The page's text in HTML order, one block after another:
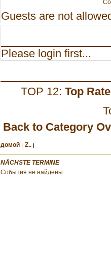
Guests are not
Please login first...
TOP 12: Top
Back to Category
домой Z..
NÄCHSTE TERMINE
События не найдены